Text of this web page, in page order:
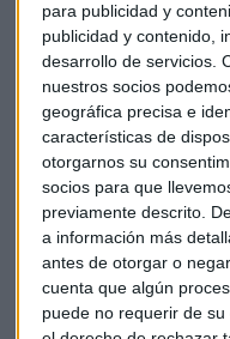
para publicidad y
publicidad y contenido,
desarrollo de servicios.
nuestros socios
geográfica precisa e
características de
otorgarnos su
socios para que
previamente descrito.
a información más
antes de otorgar o
cuenta que algún
puede no requerir de
Blancos y negros
Blasco y Galán
Analizamos el
Consultorio Capital
Blasco, socio-
analista de Planeta
/
¿Cómo están las
Los almacenes se
almacenes
principal reserva de
91,7% esperando al